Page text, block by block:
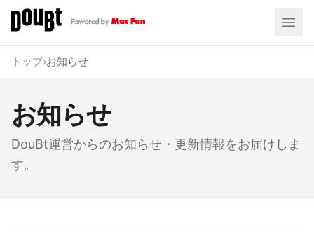
トップ›お知らせ
お知らせ
DouBt運営からのお知らせ・更新情報をお届けしま
す。